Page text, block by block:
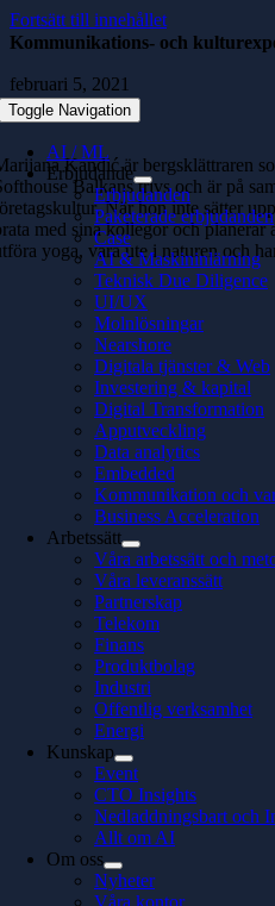
Fortsätt till innehållet
Toggle Navigation
AI / ML
Erbjudande
Erbjudanden
Paketerade erbjudanden
Case
AI & Maskininlärning
Teknisk Due Diligence
UI/UX
Molnlösningar
Nearshore
Digitala tjänster & Web
Investering & kapital
Digital Transformation
Apputveckling
Data analytics
Embedded
Kommunikation och
Business Acceleration
Arbetssätt
Våra arbetssätt och
Våra leveranssätt
Partnerskap
Telekom
Finans
Produktbolag
Industri
Offentlig verksamhet
Energi
Kunskap
Event
CTO Insights
Nedladdningsbart och
Allt om AI
Om oss
Nyheter
Våra kontor
Kommunikations- och
februari 5, 2021
Kandić är bergsklättraren
Balkans trivs och är på
När hon inte sätter
med sina kollegor och
yoga, vara ute i naturen och